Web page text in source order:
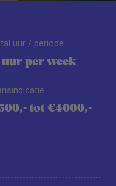
uur / periode
uur per week
tot €4000,-